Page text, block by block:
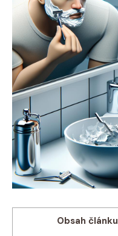
Obsah článku